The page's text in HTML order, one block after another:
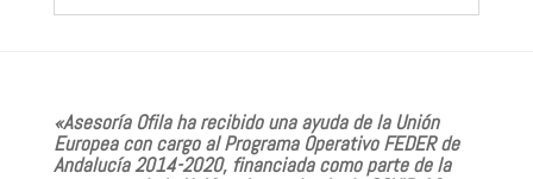
«Asesoría Ofilaha recibido una ayuda de la Unión
Europea con cargo al Programa Operativo FEDER de
Andalucía 2014-2020, financiada como parte de la